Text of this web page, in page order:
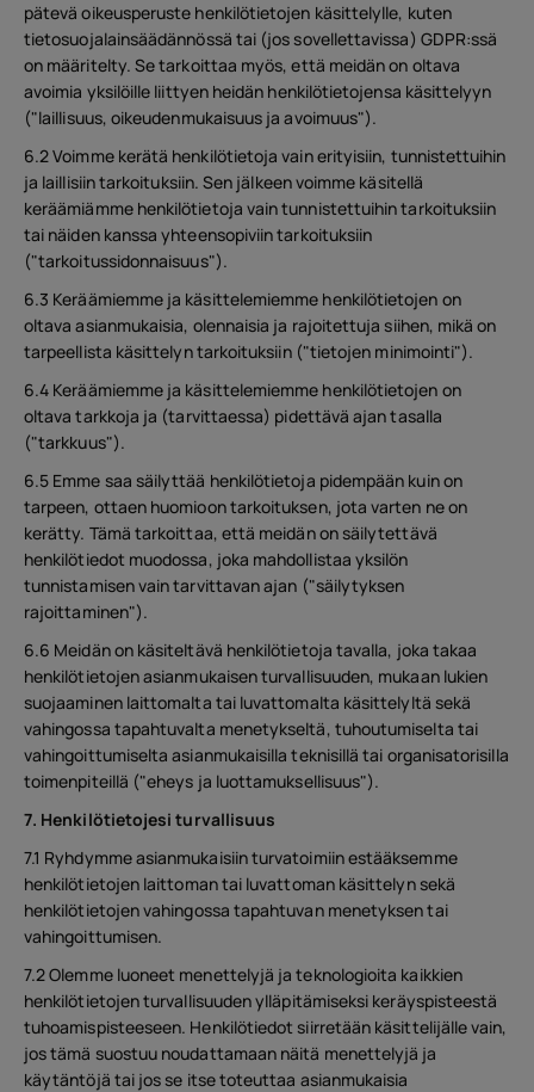
pätevä oikeusperuste henkilötietojen käsittelylle, kuten
tietosuojalainsäädännössä tai (jos sovellettavissa) GDPR:ssä
on määritelty. Se tarkoittaa myös, että meidän on oltava
avoimia yksilöille liittyen heidän henkilötietojensa käsittelyyn
("laillisuus, oikeudenmukaisuus ja avoimuus").
6.2 Voimme kerätä henkilötietoja vain erityisiin, tunnistettuihin
ja laillisiin tarkoituksiin. Sen jälkeen voimme käsitellä
keräämiämme henkilötietoja vain tunnistettuihin tarkoituksiin
tai näiden kanssa yhteensopiviin tarkoituksiin
("tarkoitussidonnaisuus").
6.3 Keräämiemme ja käsittelemiemme henkilötietojen on
oltava asianmukaisia, olennaisia ja rajoitettuja siihen, mikä on
tarpeellista käsittelyn tarkoituksiin ("tietojen minimointi").
6.4 Keräämiemme ja käsittelemiemme henkilötietojen on
oltava tarkkoja ja (tarvittaessa) pidettävä ajan tasalla
("tarkkuus").
6.5 Emme saa säilyttää henkilötietoja pidempään kuin on
tarpeen, ottaen huomioon tarkoituksen, jota varten ne on
kerätty. Tämä tarkoittaa, että meidän on säilytettävä
henkilötiedot muodossa, joka mahdollistaa yksilön
tunnistamisen vain tarvittavan ajan ("säilytyksen
rajoittaminen").
6.6 Meidän on käsiteltävä henkilötietoja tavalla, joka takaa
henkilötietojen asianmukaisen turvallisuuden, mukaan lukien
suojaaminen laittomalta tai luvattomalta käsittelyltä sekä
vahingossa tapahtuvalta menetykseltä, tuhoutumiselta tai
vahingoittumiselta asianmukaisilla teknisillä tai organisatorisilla
toimenpiteillä ("eheys ja luottamuksellisuus").
7. Henkilötietojesi turvallisuus
7.1 Ryhdymme asianmukaisiin turvatoimiin estääksemme
henkilötietojen laittoman tai luvattoman käsittelyn sekä
henkilötietojen vahingossa tapahtuvan menetyksen tai
vahingoittumisen.
7.2 Olemme luoneet menettelyjä ja teknologioita kaikkien
henkilötietojen turvallisuuden ylläpitämiseksi keräyspisteestä
tuhoamispisteeseen. Henkilötiedot siirretään käsittelijälle vain,
jos tämä suostuu noudattamaan näitä menettelyjä ja
käytäntöjä tai jos se itse toteuttaa asianmukaisia